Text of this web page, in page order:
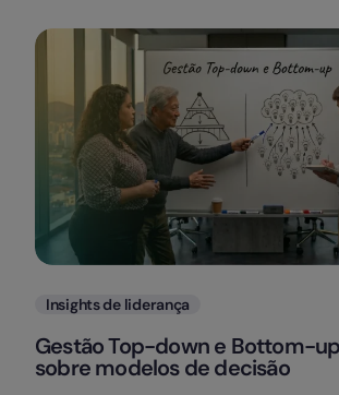
Categorias
Insights de liderança
Gestão Top-down e Bottom-
sobre modelos de decisão